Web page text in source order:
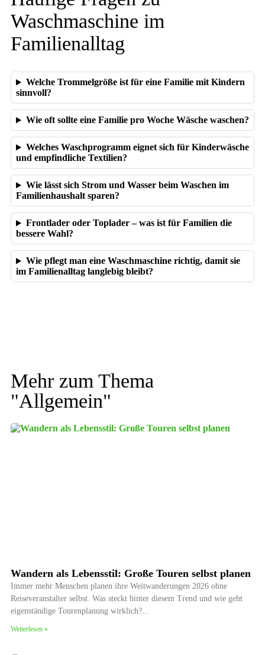
Waschmaschine im
Familienalltag
Welche Trommelgröße ist für eine Familie mit Kindern
sinnvoll?
Wie oft sollte eine Familie pro Woche Wäsche waschen?
Welches Waschprogramm eignet sich für Kinderwäsche
und empfindliche Textilien?
Wie lässt sich Strom und Wasser beim Waschen im
Familienhaushalt sparen?
Frontlader oder Toplader – was ist für Familien die
bessere Wahl?
Wie pflegt man eine Waschmaschine richtig, damit sie
im Familienalltag langlebig bleibt?
Mehr zum Thema
"Allgemein"
Wandern als Lebensstil: Große Touren selbst planen
Immer mehr Menschen planen ihre Weitwanderungen 2026 ohne
Reiseveranstalter selbst. Was steckt hinter diesem Trend und wie geht
eigenständige Tourenplanung wirklich?
Weiterlesen »